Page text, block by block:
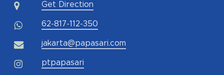
Get Direction
62-817-112-350
jakarta@papasari.com
ptpapasari